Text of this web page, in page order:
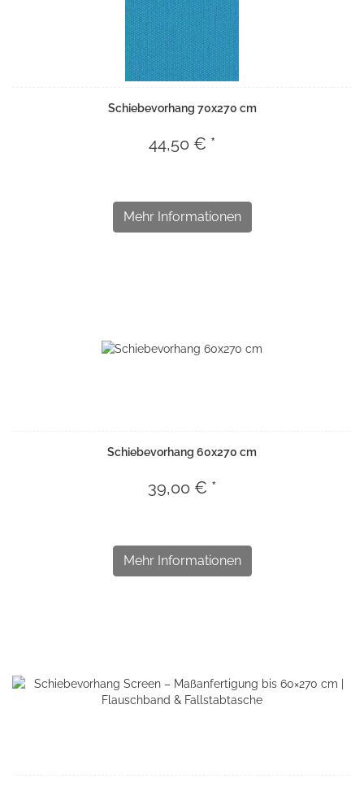
Schiebevorhang 70x270 cm
44,50 € *
Mehr Informationen
Schiebevorhang 60x270 cm
39,00 € *
Mehr Informationen